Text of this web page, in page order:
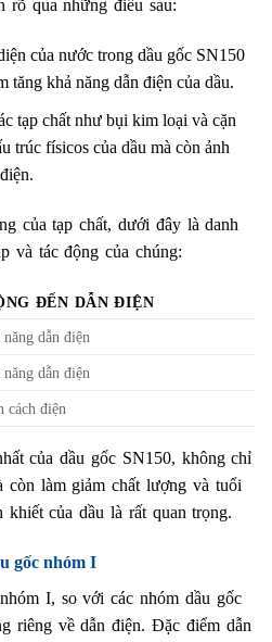
rõ qua những điều sau:
của nước trong dầu gốc SN150
tăng khả năng dẫn điện của dầu.
tạp chất như bụi kim loại và cặn
trúc físicos của dầu mà còn ảnh
của tạp chất, dưới đây là danh
và tác động của chúng:
ĐẾN DẪN ĐIỆN
dẫn điện
dẫn điện
cách điện
của dầu gốc SN150, không chỉ
còn làm giảm chất lượng và tuổi
của dầu là rất quan trọng.
gốc nhóm I
I, so với các nhóm dầu gốc
riêng về dẫn điện. Đặc điểm dẫn